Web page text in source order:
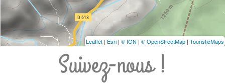
Leaflet | Esri | © IGN | © OpenStreetMap | TouristicMaps
Suivez-nous !